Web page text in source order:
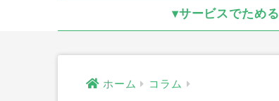
▾サービスでためる
ホーム コラム